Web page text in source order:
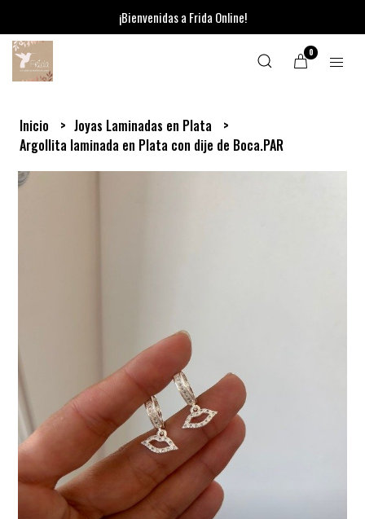
¡Bienvenidas a Frida Online!
0
Inicio
Joyas Laminadas en Plata
Argollita laminada en Plata con dije de Boca.PAR